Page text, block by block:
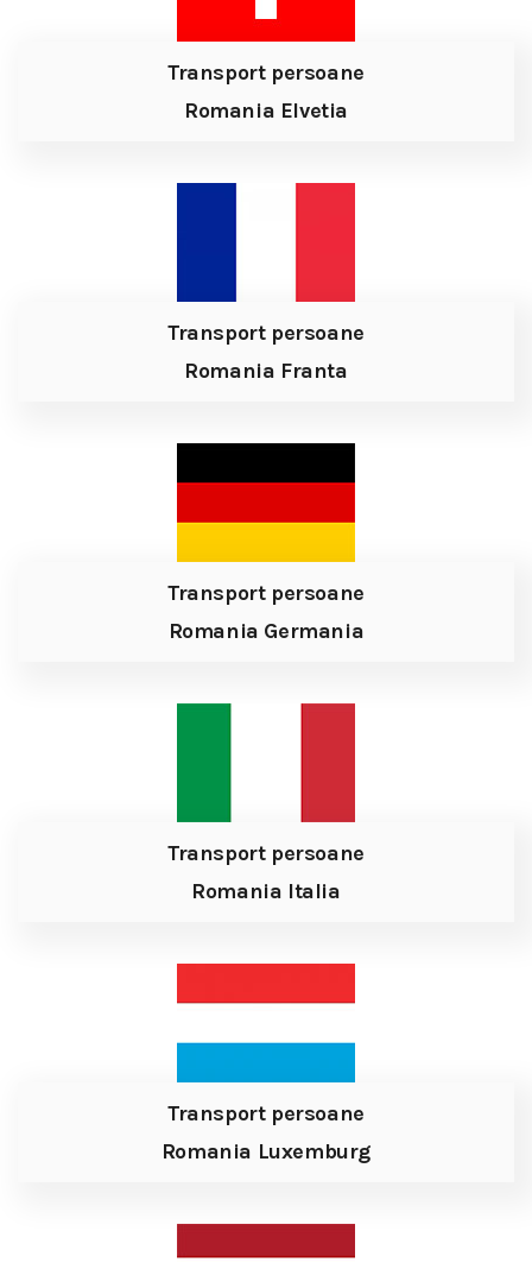
Transport persoane
Romania Elvetia
Transport persoane
Romania Franta
Transport persoane
Romania Germania
Transport persoane
Romania Italia
Transport persoane
Romania Luxemburg